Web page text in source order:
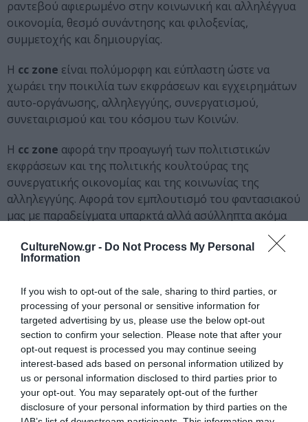
CultureNow.gr - Do Not Process My Personal
Information
If you wish to opt-out of the sale, sharing to third parties, or
processing of your personal or sensitive information for
targeted advertising by us, please use the below opt-out
section to confirm your selection. Please note that after your
opt-out request is processed you may continue seeing
interest-based ads based on personal information utilized by
us or personal information disclosed to third parties prior to
your opt-out. You may separately opt-out of the further
disclosure of your personal information by third parties on the
ραντεβού αφιερωμένο στην κοινωνική και αλληλέγγυα
οικονομία, θεσμό συνάντησης και φιλοξενίας,
συμμετοχής και δημιουργίας.
Η cc zone είναι πολύμορφη και εύπλαστη ώστε να
χωράει την ποικιλία των εκφράσεων και εγχειρημάτων
αυτο-οργάνωσης, αλληλεγγύης, συνεργατισμού,
συνεταιρισμού και του κόσμου των Κοινών.
Η cc zone αφορά την προαγωγή των πολιτιστικών
εκφράσεων και της πολιτικής κουλτούρας της
συνεργατικής οικονομίας και της κοινωνίας της
αλληλεγγύης. Αφορά τον εμπλουτισμό του φαντασιακού
μας με παραδείγματα υπαρκτά αλλά ασύλληπτα ακόμα
για πολλούς. Τη συλλογική τροποποίηση της κλίμακας
του εφικτού, από όλους για όλους.
διαδικασίες μοιράσματος και commοning στην πόλη
μας και στον κόσμο. Μια στιγμή έμπνευσης και
επιθυμίας ανάμεσα στους τόπους μας και τον κόσμο.
cc zone θα βρίσκετε κάθε μήνα κοντά σας.
Ταυτότητα Εκδήλωσης